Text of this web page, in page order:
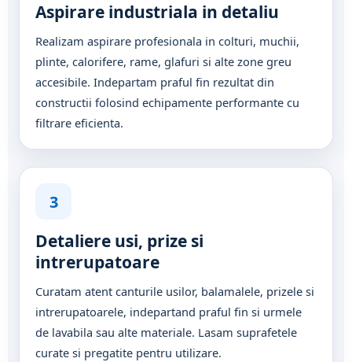
Aspirare industriala in detaliu
Realizam aspirare profesionala in colturi, muchii,
plinte, calorifere, rame, glafuri si alte zone greu
accesibile. Indepartam praful fin rezultat din
constructii folosind echipamente performante cu
filtrare eficienta.
3
Detaliere usi, prize si
intrerupatoare
Curatam atent canturile usilor, balamalele, prizele si
intrerupatoarele, indepartand praful fin si urmele
de lavabila sau alte materiale. Lasam suprafetele
curate si pregatite pentru utilizare.